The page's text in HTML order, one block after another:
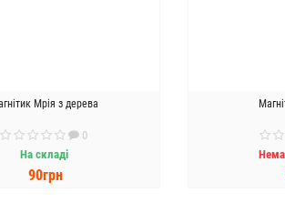
Мрія з дерева
0
На складі
90грн